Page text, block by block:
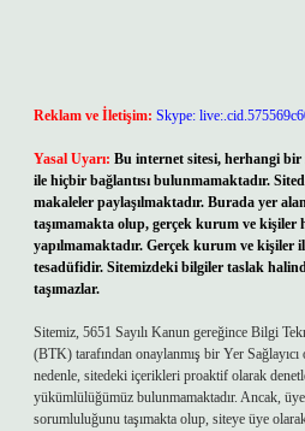
Reklam ve İletişim: Skype:
Yasal Uyarı: Bu internet sitesi, herhangi
ile hiçbir bağlantısı bulunmamaktadır.
makaleler paylaşılmaktadır. Burada yer
taşımamakta olup, gerçek kurum ve kişiler
yapılmamaktadır. Gerçek kurum ve kişiler
tesadüfidir. Sitemizdeki bilgiler taslak
taşımazlar.
Sitemiz, 5651 Sayılı Kanun gereğince Bilgi
(BTK) tarafından onaylanmış bir Yer
nedenle, sitedeki içerikleri proaktif olarak
yükümlülüğümüz bulunmamaktadır. Ancak,
sorumluluğunu taşımakta olup, siteye üye